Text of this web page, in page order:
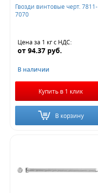
Гвозди винтовые черт. 7811-
7070
Цена за 1 кгс НДС:
от 94.37 руб.
В наличии
Купить в 1 клик
В корзину